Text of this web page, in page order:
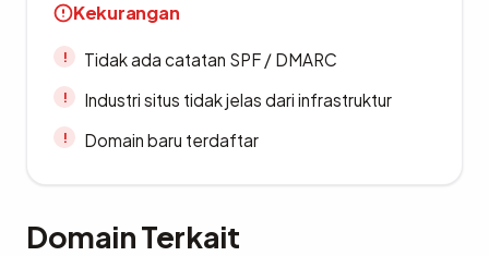
Kekurangan
Tidak ada catatan SPF / DMARC
Industri situs tidak jelas dari infrastruktur
Domain baru terdaftar
Domain Terkait